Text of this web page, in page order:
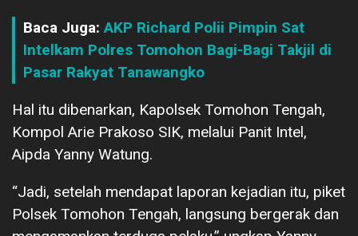
Baca Juga:AKP Richard Polii Pimpin Sat
Intelkam Polres Tomohon Bagi-Bagi Takjil di
Pasar Rakyat Tanawangko
Hal itu dibenarkan, Kapolsek Tomohon Tengah,
Kompol Arie Prakoso SIK, melalui Panit Intel,
Aipda Yanny Watung.
“Jadi, setelah mendapat laporan kejadian itu, piket
Polsek Tomohon Tengah, langsung bergerak dan